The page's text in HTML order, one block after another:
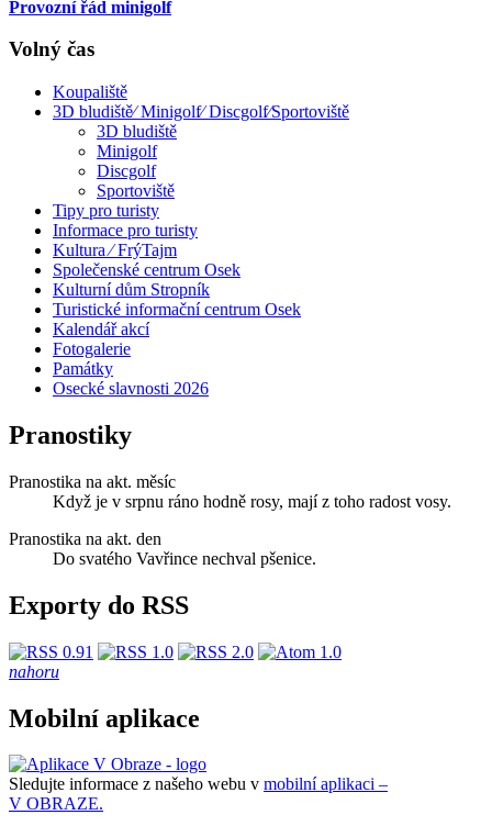
Provozní řád minigolf
Volný čas
Koupaliště
3D bludiště⁄ Minigolf⁄ Discgolf⁄Sportoviště
3D bludiště
Minigolf
Discgolf
Sportoviště
Tipy pro turisty
Informace pro turisty
Kultura ⁄ FrýTajm
Společenské centrum Osek
Kulturní dům Stropník
Turistické informační centrum Osek
Kalendář akcí
Fotogalerie
Památky
Osecké slavnosti 2026
Pranostiky
Pranostika na akt. měsíc
Když je v srpnu ráno hodně rosy, mají z toho radost vosy.
Pranostika na akt. den
Do svatého Vavřince nechval pšenice.
Exporty do RSS
nahoru
Mobilní aplikace
Sledujte informace z našeho webu v mobilní aplikaci –
V OBRAZE.